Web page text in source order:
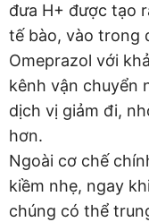
đưa H+ được tạo
tế bào, vào trong
Omeprazol với
kênh vận chuyển
dịch vị giảm đi,
hơn.
Ngoài cơ chế
kiềm nhẹ, ngay
chúng có thể